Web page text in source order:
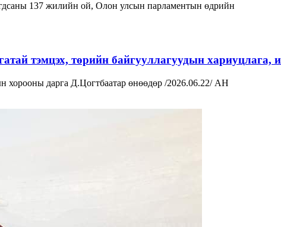
137 жилийн ой, Олон улсын парламентын өдрийн
тэмцэх, төрийн байгууллагуудын хариуцлага,
дарга Д.Цогтбаатар өнөөдөр /2026.06.22/ АН